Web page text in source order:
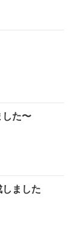
た〜
ました